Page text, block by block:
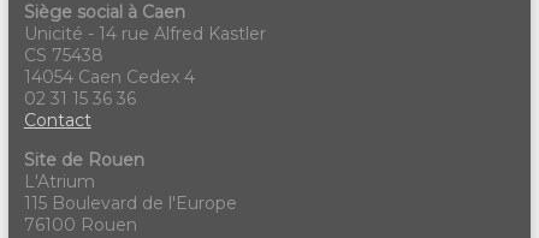
Siège social à Caen
Unicité - 14 rue Alfred Kastler
CS 75438
14054 Caen Cedex 4
02 31 15 36 36
Contact
Site de Rouen
L'Atrium
115 Boulevard de l'Europe
76100 Rouen